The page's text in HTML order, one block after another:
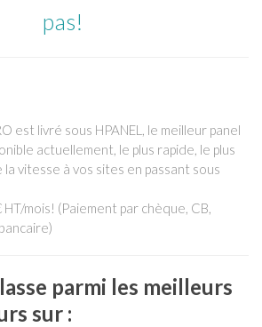
pas!
est livré sous HPANEL, le meilleur panel
actuellement, le plus rapide, le plus
la vitesse à vos sites en passant sous
mois! (Paiement par chèque, CB,
parmi les meilleurs
sur :